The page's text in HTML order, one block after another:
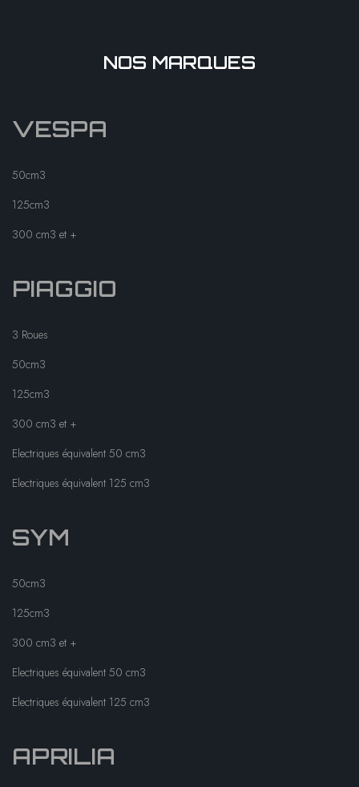
NOS MARQUES
VESPA
50cm3
125cm3
300 cm3 et +
PIAGGIO
3 Roues
50cm3
125cm3
300 cm3 et +
Electriques équivalent 50 cm3
Electriques équivalent 125 cm3
SYM
50cm3
125cm3
300 cm3 et +
Electriques équivalent 50 cm3
Electriques équivalent 125 cm3
APRILIA